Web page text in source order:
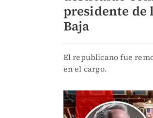
presidente de
Baja
El republicano fue
en el cargo.